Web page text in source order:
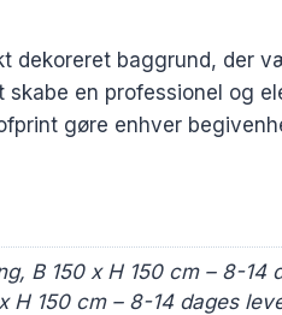
dekoreret baggrund, der
en professionel og
gøre enhver
B 150 x H 150 cm – 8-14
H 150 cm – 8-14 dages